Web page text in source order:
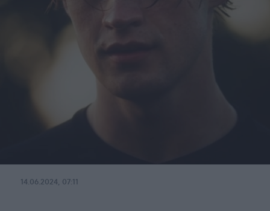
14.06.2024, 07:11